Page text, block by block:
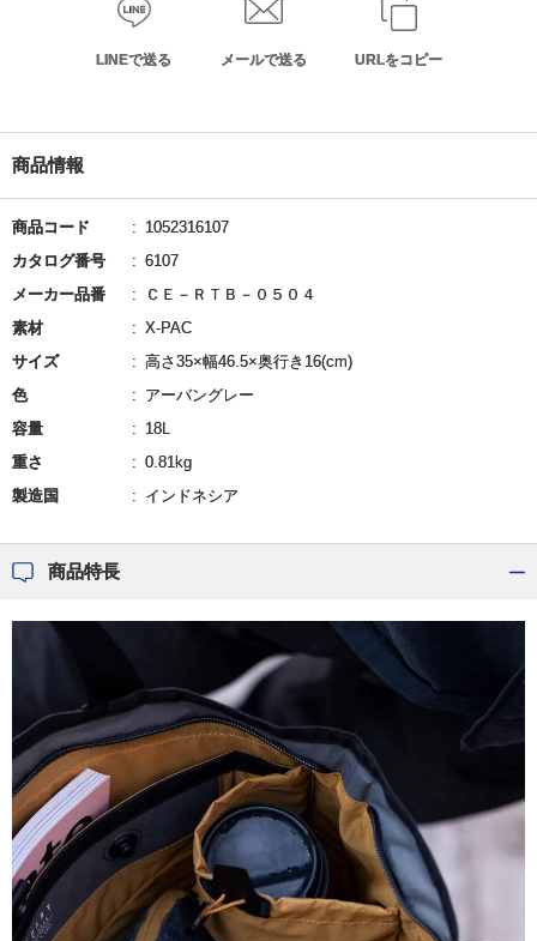
LINEで送る メールで送る URLをコピー
商品情報
商品コード
1052316107
カタログ番号
6107
メーカー品番
ＣＥ－ＲＴＢ－０５０４
素材
X-PAC
サイズ
高さ35×幅46.5×奥行き16(cm)
色
アーバングレー
容量
18L
重さ
0.81kg
製造国
インドネシア
商品特長